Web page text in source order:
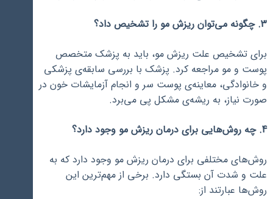
3. چگونه می‌توان ریزش مو را تشخیص داد؟
برای تشخیص علت ریزش مو، باید به پزشک متخصص
پوست و مو مراجعه کرد. پزشک با بررسی سابقه‌ی پزشکی
و خانوادگی، معاینه‌ی پوست سر و انجام آزمایشات خون در
صورت نیاز، به ریشه‌ی مشکل پی می‌برد.
4. چه روش‌هایی برای درمان ریزش مو وجود دارد؟
روش‌های مختلفی برای درمان ریزش مو وجود دارد که به
علت و شدت آن بستگی دارد. برخی از مهم‌ترین این
روش‌ها عبارتند از: